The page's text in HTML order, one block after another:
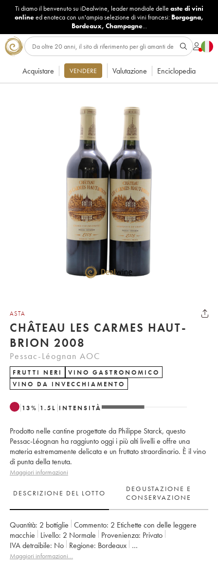
Ti diamo il benvenuto su iDealwine, leader mondiale delle aste di vini
onlineed enoteca con un'ampia selezione di vini francesi: Borgogna,
Bordeaux, Champagne...
Acquistare VENDERE Valutazione Enciclopedia
ASTA
CHÂTEAU LES CARMES HAUT-
BRION 2008
Pessac-Léognan AOC
FRUTTI NERI
VINO GASTRONOMICO
VINO DA INVECCHIAMENTO
13% 1.5 L INTENSITÀ
Prodotto nelle cantine progettate da Philippe Starck, questo
Pessac-Léognan ha raggiunto oggi i più alti livelli e offre una
materia estremamente delicata e un fruttato straordinario. È il vino
di punta della tenuta.
Maggiori informazioni
DESCRIZIONE DEL LOTTO
DEGUSTAZIONE E
CONSERVAZIONE
Quantità: 2 bottiglie Commento: 2 Etichette con delle leggere
macchie
Livello: 2 Normale Provenienza:
privato
IVA detraibile:
no Regione:
Bordeaux
Denominazione: Pessac-Léognan
Maggiori informazioni…